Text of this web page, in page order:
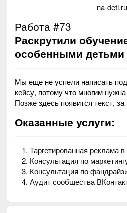
na-deti.ru
Работа #73
Раскрутили
особенными детьми
Мы еще не успели написать
кейсу, потому что многим
Позже здесь появится текст,
Оказанные услуги:
Таргетированная реклама
Консультация по
Консультация по
Аудит сообщества